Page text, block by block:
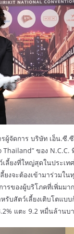
จัดการ บริษัท เอ็น.ซี.
ของ
ลี้ยงที่ใหญ่สุดในประเ
งจะต้องเข้ามาร่วมใ
รของผู้บริโภคที่เพิ่มม
บสัตว์เลี้ยงเติบโตแบ
แตะ 9.2 หมื่นล้าน